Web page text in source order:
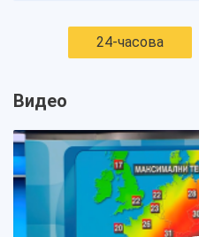
24-часова
Видео